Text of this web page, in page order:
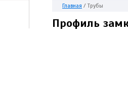
Главная / Трубы
Профиль